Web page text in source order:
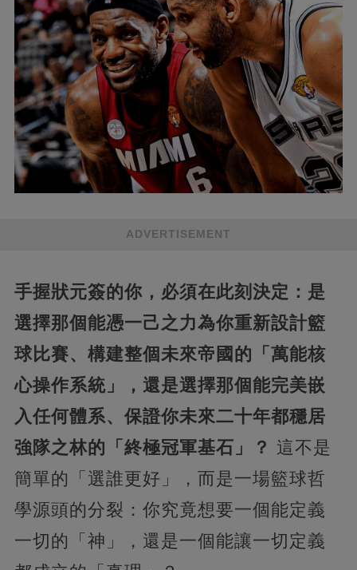
ADVERTISEMENT
手握狀元簽的你，必須在此刻決定：是
選擇那個能憑一己之力為你重新設計籃
球比賽、構建整個未來帝國的「萬能核
心操作系統」，還是選擇那個能完美嵌
入任何體系、保證你未來二十年都穩居
強隊之林的「終極冠軍基石」？ 這不是
簡單的「選誰更好」，而是一場籃球哲
學源頭的分裂：你究竟想要一個能定義
一切的「神」，還是一個能讓一切定義